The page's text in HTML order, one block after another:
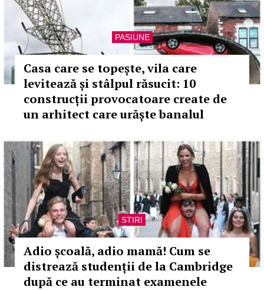
PASIUNE
Casa care se topește, vila care
levitează și stâlpul răsucit: 10
construcții provocatoare create de
un arhitect care urăște banalul
STIRI
Adio școală, adio mamă! Cum se
distrează studenții de la Cambridge
după ce au terminat examenele